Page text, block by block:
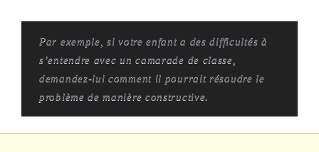
Par exemple, si votre enfant a des difficultés à
s’entendre avec un camarade de classe,
demandez-lui comment il pourrait résoudre le
problème de manière constructive.